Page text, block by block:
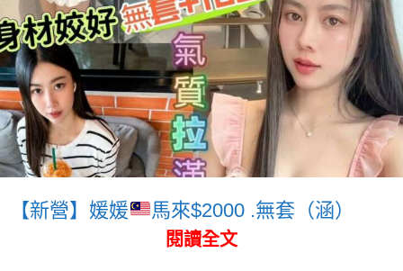
【新營】媛媛 馬來$2000 .無套（涵）
閱讀全文